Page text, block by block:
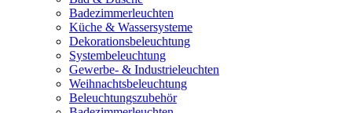
Badezimmerleuchten
Küche & Wassersysteme
Dekorationsbeleuchtung
Systembeleuchtung
Gewerbe- & Industrieleuchten
Weihnachtsbeleuchtung
Beleuchtungszubehör